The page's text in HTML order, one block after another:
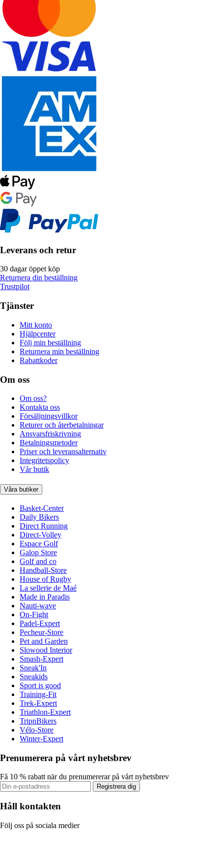
Leverans och retur
30 dagar öppet köp
Returnera din beställning
Trustpilot
Tjänster
Mitt konto
Hjälpcenter
Följ min beställning
Returnera min beställning
Rabattkoder
Om oss
Om oss?
Kontakta oss
Försäljningsvillkor
Returer och återbetalningar
Ansvarsfriskrivning
Betalningsmetoder
Priser och leveransalternativ
Integritetspolicy
Vår butik
Våra butiker
Basket-Center
Daily Bikers
Direct Running
Direct-Volley
Espace Golf
Galop Store
Golf and co
Handball-Store
House of Rugby
La sellerie de Maé
Made in Paradis
Nauti-wave
On-Fight
Padel-Expert
Pecheur-Store
Pet and Garden
Slowood Interior
Smash-Expert
Sneak'In
Sneakids
Sport is good
Training-Fit
Trek-Expert
Triathlon-Expert
TripnBikers
Vélo-Store
Winter-Expert
Prenumerera på vårt nyhetsbrev
Få 10 % rabatt när du prenumererar på vårt nyhetsbrev
Registrera dig
Håll kontakten
Följ oss på sociala medier